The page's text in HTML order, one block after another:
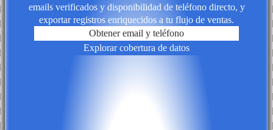
emails verificados y disponibilidad de teléfono directo, y
exportar registros enriquecidos a tu flujo de ventas.
Obtener email y teléfono
Explorar cobertura de datos